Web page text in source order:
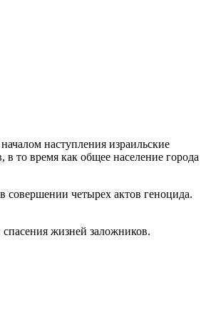
наступления израильские
то время как общее население города
совершении четырех актов геноцида.
жизней заложников.